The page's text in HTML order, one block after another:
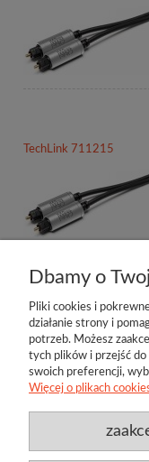
TechLink 711215
Dbamy o
Pliki cookies i
działanie strony i
potrzeb. Możesz
tych plików i przejść
swoich preferencji,
Więcej o plikach